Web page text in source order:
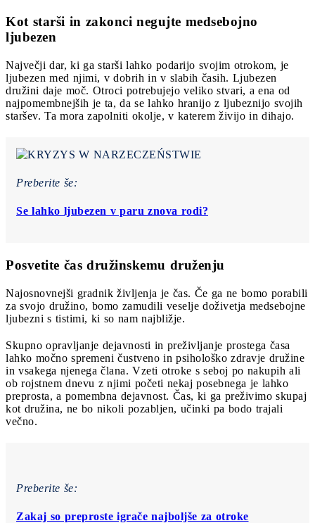
Kot starši in zakonci negujte medsebojno
ljubezen
Največji dar, ki ga starši lahko podarijo svojim otrokom, je
ljubezen med njimi, v dobrih in v slabih časih. Ljubezen
družini daje moč. Otroci potrebujejo veliko stvari, a ena od
najpomembnejših je ta, da se lahko hranijo z ljubeznijo svojih
staršev. Ta mora zapolniti okolje, v katerem živijo in dihajo.
Preberite še:
Se lahko ljubezen v paru znova rodi?
Posvetite čas družinskemu druženju
Najosnovnejši gradnik življenja je čas. Če ga ne bomo porabili
za svojo družino, bomo zamudili veselje doživetja medsebojne
ljubezni s tistimi, ki so nam najbližje.
Skupno opravljanje dejavnosti in preživljanje prostega časa
lahko močno spremeni čustveno in psihološko zdravje družine
in vsakega njenega člana. Vzeti otroke s seboj po nakupih ali
ob rojstnem dnevu z njimi početi nekaj posebnega je lahko
preprosta, a pomembna dejavnost. Čas, ki ga preživimo skupaj
kot družina, ne bo nikoli pozabljen, učinki pa bodo trajali
večno.
Preberite še:
Zakaj so preproste igrače najboljše za otroke